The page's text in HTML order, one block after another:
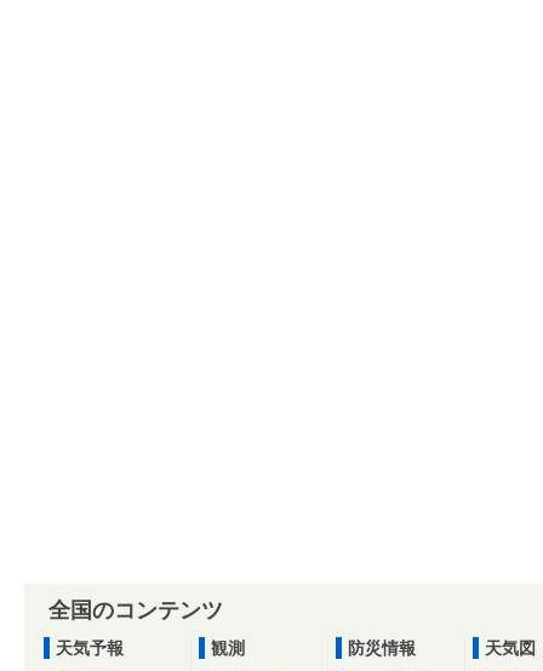
全国のコンテンツ
天気予報
観測
防災情報
天気図